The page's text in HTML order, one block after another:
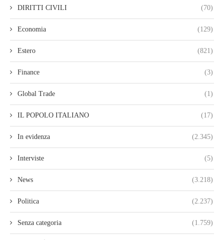
DIRITTI CIVILI (70)
Economia (129)
Estero (821)
Finance (3)
Global Trade (1)
IL POPOLO ITALIANO (17)
In evidenza (2.345)
Interviste (5)
News (3.218)
Politica (2.237)
Senza categoria (1.759)